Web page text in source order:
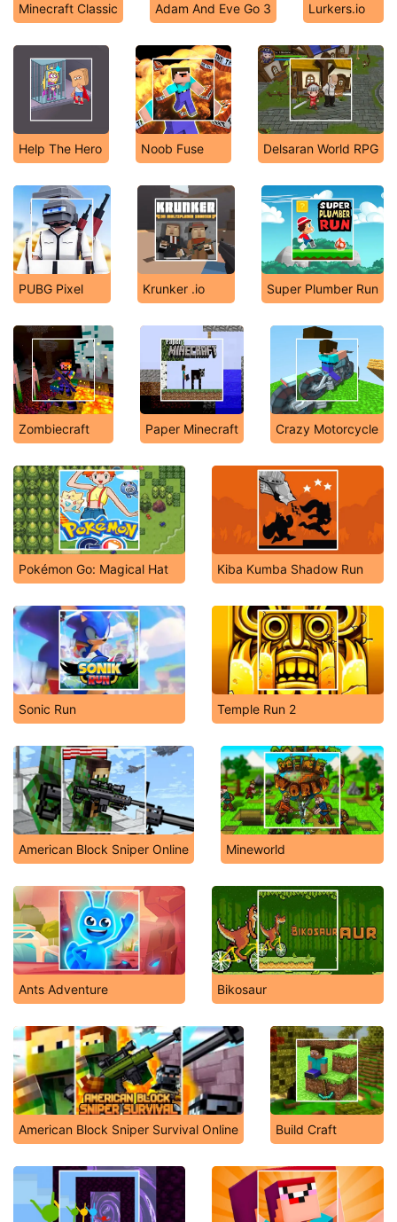
Minecraft Classic Adam And Eve Go 3 Lurkers.io
Help The Hero Noob Fuse Delsaran World RPG
PUBG Pixel Krunker .io Super Plumber Run
Zombiecraft Paper Minecraft Crazy Motorcycle
Pokémon Go: Magical Hat Kiba Kumba Shadow Run
Sonic Run Temple Run 2
American Block Sniper Online Mineworld
Ants Adventure Bikosaur
American Block Sniper Survival Online Build Craft